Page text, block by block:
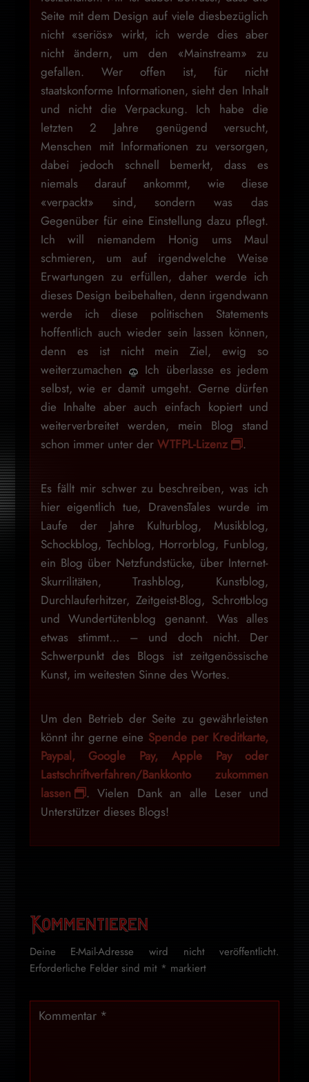
Seite mit dem Design auf viele diesbezüglich
nicht «seriös» wirkt, ich werde dies aber
nicht ändern, um den «Mainstream» zu
gefallen. Wer offen ist, für nicht
staatskonforme Informationen, sieht den Inhalt
und nicht die Verpackung. Ich habe die
letzten 2 Jahre genügend versucht,
Menschen mit Informationen zu versorgen,
dabei jedoch schnell bemerkt, dass es
niemals darauf ankommt, wie diese
«verpackt» sind, sondern was das
Gegenüber für eine Einstellung dazu pflegt.
Ich will niemandem Honig ums Maul
schmieren, um auf irgendwelche Weise
Erwartungen zu erfüllen, daher werde ich
dieses Design beibehalten, denn irgendwann
werde ich diese politischen Statements
hoffentlich auch wieder sein lassen können,
denn es ist nicht mein Ziel, ewig so
weiterzumachen
Ich überlasse es jedem
selbst, wie er damit umgeht. Gerne dürfen
die Inhalte aber auch einfach kopiert und
weiterverbreitet werden, mein Blog stand
schon immer unter der WTFPL-Lizenz .
Es fällt mir schwer zu beschreiben, was ich
hier eigentlich tue, DravensTales wurde im
Laufe der Jahre Kulturblog, Musikblog,
Schockblog, Techblog, Horrorblog, Funblog,
ein Blog über Netzfundstücke, über Internet-
Skurrilitäten, Trashblog, Kunstblog,
Durchlauferhitzer, Zeitgeist-Blog, Schrottblog
und Wundertütenblog genannt. Was alles
etwas stimmt… – und doch nicht. Der
Schwerpunkt des Blogs ist zeitgenössische
Kunst, im weitesten Sinne des Wortes.
Um den Betrieb der Seite zu gewährleisten
könnt ihr gerne eine Spende per Kreditkarte,
Paypal, Google Pay, Apple Pay oder
Lastschriftverfahren/Bankkonto zukommen
lassen
. Vielen Dank an alle Leser und
Unterstützer dieses Blogs!
Kommentieren
Deine E-Mail-Adresse wird nicht veröffentlicht.
Erforderliche Felder sind mit * markiert